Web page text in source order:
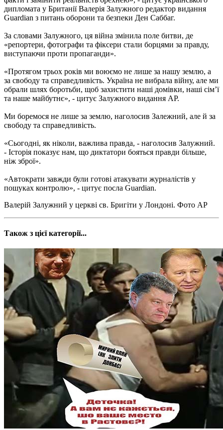
дипломата у Британії Валерія Залужного редактор видання
Guardian з питань оборони та безпеки Ден Саббаг.
За словами Залужного, ця війна змінила поле битви, де
«репортери, фотографи та фіксери стали борцями за правду,
виступаючи проти пропаганди».
«Протягом трьох років ми воюємо не лише за нашу землю, а
за свободу та справедливість. Україна не вибрала війну, але ми
обрали шлях боротьби, щоб захистити наші домівки, наші сім’ї
та наше майбутнє», - цитує Залужного видання AP.
Ми боремося не лише за землю, наголосив Залежний, але й за
свободу та справедливість.
«Сьогодні, як ніколи, важлива правда, - наголосив Залужний.
- Історія показує нам, що диктатори бояться правди більше,
ніж зброї».
«Автократи завжди були готові атакувати журналістів у
пошуках контролю», - цитує посла Guardian.
Валерій Залужний у церкві св. Бригіти у Лондоні. Фото АР
Також з цієї категорії...